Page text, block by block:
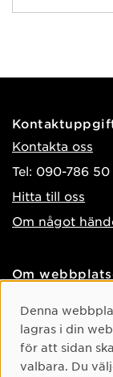
Kontakta oss
Tel: 090-786
Hitta till oss
Om något
Om
Behandling av
Hantera kakor
Cookie-
Denna
lagras i din
för att sidan
valbara. Du